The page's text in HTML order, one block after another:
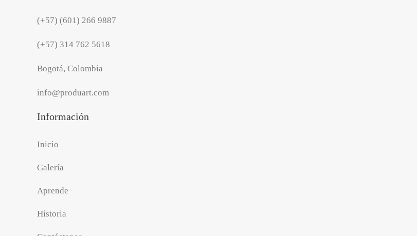
(+57) (601) 266 9887
(+57) 314 762 5618
Bogotá, Colombia
info@produart.com
Información
Inicio
Galería
Aprende
Historia